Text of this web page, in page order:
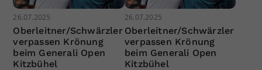
26.07.2025
Oberleitner/Schwärzler
verpassen Krönung
beim Generali Open
Kitzbühel
26.07.2025
Oberleitner/Schwärzler
verpassen Krönung
beim Generali Open
Kitzbühel